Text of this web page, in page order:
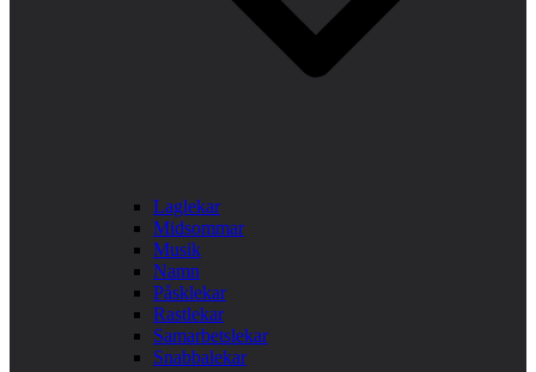
Laglekar
Midsommar
Musik
Namn
Påsklekar
Rastlekar
Samarbetslekar
Snabbalekar